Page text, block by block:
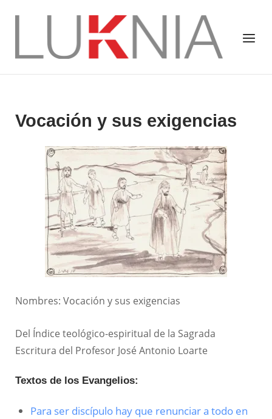
Menú
Vocación y sus exigencias
Nombres: Vocación y sus exigencias
Del Índice teológico-espiritual de la Sagrada
Escritura del Profesor José Antonio Loarte
Textos de los Evangelios:
Para ser discípulo hay que renunciar a todo en